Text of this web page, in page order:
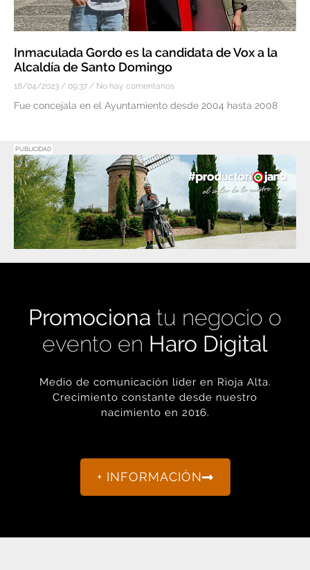
Inmaculada Gordo es la candidata de Vox a la
Alcaldía de Santo Domingo
18/04/2023 09:37 No hay comentarios
Fue concejala en el Ayuntamiento desde 2004 hasta 2008
PUBLICIDAD
Promociona tu negocio o
evento en Haro Digital
Medio de comunicación líder en Rioja Alta.
Crecimiento constante desde nuestro
nacimiento en 2016.
+ INFORMACIÓN